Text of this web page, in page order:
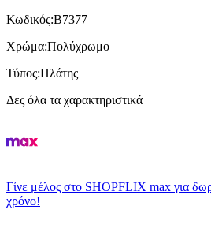
Κωδικός:B7377
Χρώμα:Πολύχρωμο
Τύπος:Πλάτης
Δες όλα τα χαρακτηριστικά
Γίνε μέλος στο SHOPFLIX max για
χρόνο!